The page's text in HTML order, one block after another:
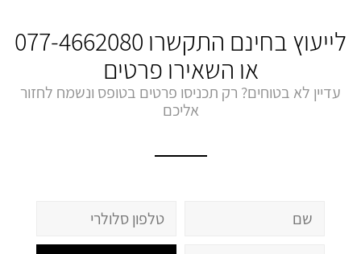
לייעוץ בחינם התקשרו 077-4662080
או השאירו פרטים
עדיין לא בטוחים? רק תכניסו פרטים בטופס ונשמח לחזור
אליכם